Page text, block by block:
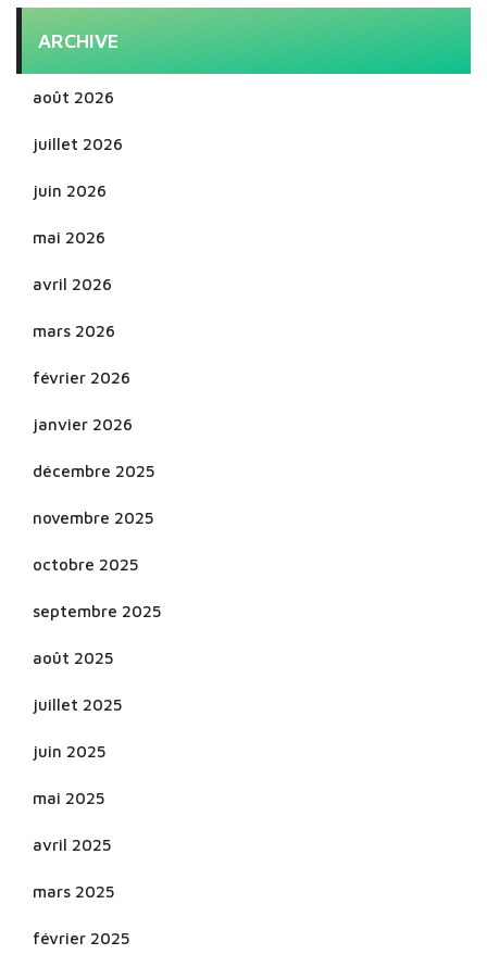
ARCHIVE
août 2026
juillet 2026
juin 2026
mai 2026
avril 2026
mars 2026
février 2026
janvier 2026
décembre 2025
novembre 2025
octobre 2025
septembre 2025
août 2025
juillet 2025
juin 2025
mai 2025
avril 2025
mars 2025
février 2025